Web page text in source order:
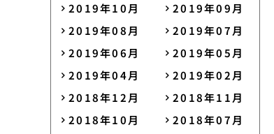
2019年10月
2019年09月
2019年08月
2019年07月
2019年06月
2019年05月
2019年04月
2019年02月
2018年12月
2018年11月
2018年10月
2018年07月